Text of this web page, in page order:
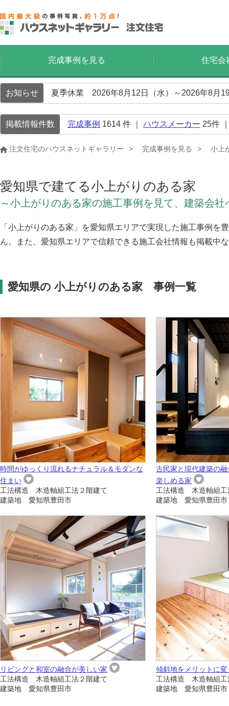
完成事例を見る 住宅会
お知らせ 夏季休業 2026年8月12日（水）～2026年8月
掲載情報件数 完成事例 1614 件 ｜ ハウスメーカー 25件
注文住宅のハウスネットギャラリー 完成事例を見る 小上
愛知県で建てる小上がりのある家
～小上がりのある家の施工事例を見て、建築会
「小上がりのある家」を愛知県エリアで実現した施工事例
ん。また、愛知県エリアで信頼できる施工会社情報も掲載中
愛知県の 小上がりのある家 事例一覧
時間がゆっくり流れるナチュラル＆モダンな
住まい
工法構造 木造軸組工法２階建て
建築地 愛知県豊田市
古民家と現代建築の
楽しめる家
工法構造 木造軸組工
建築地 愛知県豊田市
リビングと和室の融合が美しい家
工法構造 木造軸組工法２階建て
建築地 愛知県豊田市
傾斜地をメリットに
工法構造 木造軸組工
建築地 愛知県豊田市